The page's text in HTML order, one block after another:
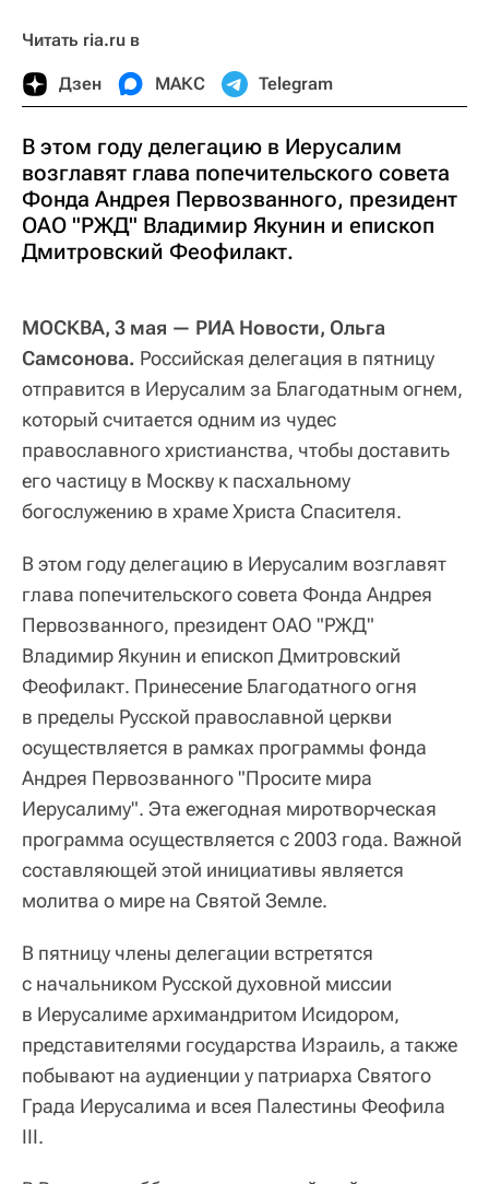
Читать ria.ru в
Дзен МАКС Telegram
В этом году делегацию в Иерусалим
возглавят глава попечительского совета
Фонда Андрея Первозванного, президент
ОАО "РЖД" Владимир Якунин и епископ
Дмитровский Феофилакт.
МОСКВА, 3 мая — РИА Новости, Ольга
Самсонова. Российская делегация в пятницу
отправится в Иерусалим за Благодатным огнем,
который считается одним из чудес
православного христианства, чтобы доставить
его частицу в Москву к пасхальному
богослужению в храме Христа Спасителя.
В этом году делегацию в Иерусалим возглавят
глава попечительского совета Фонда Андрея
Первозванного, президент ОАО "РЖД"
Владимир Якунин и епископ Дмитровский
Феофилакт. Принесение Благодатного огня
в пределы Русской православной церкви
осуществляется в рамках программы фонда
Андрея Первозванного "Просите мира
Иерусалиму". Эта ежегодная миротворческая
программа осуществляется с 2003 года. Важной
составляющей этой инициативы является
молитва о мире на Святой Земле.
В пятницу члены делегации встретятся
с начальником Русской духовной миссии
в Иерусалиме архимандритом Исидором,
представителями государства Израиль, а также
побывают на аудиенции у патриарха Святого
Града Иерусалима и всея Палестины Феофила
III.